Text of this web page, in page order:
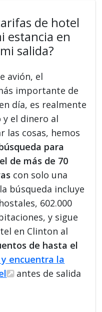
de hotel
estancia en
salida?
avión, el
importante de
día, es realmente
el dinero al
las cosas, hemos
para
de más de 70
con solo una
búsqueda incluye
602.000
y sigue
en Clinton al
de hasta el
encuentra la
antes de salida